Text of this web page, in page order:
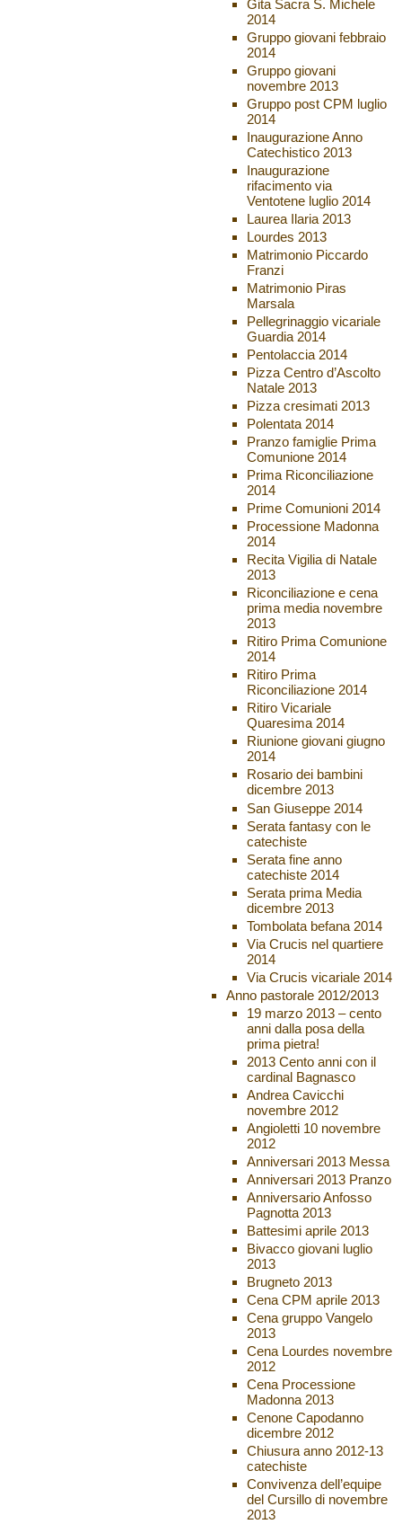
Gita Sacra S. Michele
2014
Gruppo giovani febbraio
2014
Gruppo giovani
novembre 2013
Gruppo post CPM luglio
2014
Inaugurazione Anno
Catechistico 2013
Inaugurazione
rifacimento via
Ventotene luglio 2014
Laurea Ilaria 2013
Lourdes 2013
Matrimonio Piccardo
Franzi
Matrimonio Piras
Marsala
Pellegrinaggio vicariale
Guardia 2014
Pentolaccia 2014
Pizza Centro d’Ascolto
Natale 2013
Pizza cresimati 2013
Polentata 2014
Pranzo famiglie Prima
Comunione 2014
Prima Riconciliazione
2014
Prime Comunioni 2014
Processione Madonna
2014
Recita Vigilia di Natale
2013
Riconciliazione e cena
prima media novembre
2013
Ritiro Prima Comunione
2014
Ritiro Prima
Riconciliazione 2014
Ritiro Vicariale
Quaresima 2014
Riunione giovani giugno
2014
Rosario dei bambini
dicembre 2013
San Giuseppe 2014
Serata fantasy con le
catechiste
Serata fine anno
catechiste 2014
Serata prima Media
dicembre 2013
Tombolata befana 2014
Via Crucis nel quartiere
2014
Via Crucis vicariale 2014
Anno pastorale 2012/2013
19 marzo 2013 – cento
anni dalla posa della
prima pietra!
2013 Cento anni con il
cardinal Bagnasco
Andrea Cavicchi
novembre 2012
Angioletti 10 novembre
2012
Anniversari 2013 Messa
Anniversari 2013 Pranzo
Anniversario Anfosso
Pagnotta 2013
Battesimi aprile 2013
Bivacco giovani luglio
2013
Brugneto 2013
Cena CPM aprile 2013
Cena gruppo Vangelo
2013
Cena Lourdes novembre
2012
Cena Processione
Madonna 2013
Cenone Capodanno
dicembre 2012
Chiusura anno 2012-13
catechiste
Convivenza dell’equipe
del Cursillo di novembre
2013